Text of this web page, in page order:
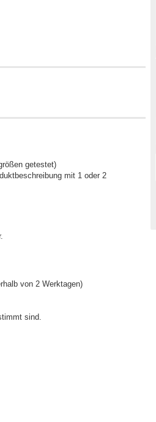
getestet)
mit 1 oder 2
von 2 Werktagen)
sind.